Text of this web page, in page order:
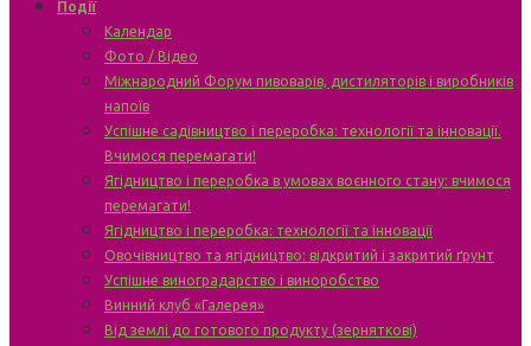
Події
Календар
Фото / Відео
Міжнародний Форум пивоварів, дистиляторів і виробників
напоїв
Успішне садівництво і переробка: технології та інновації.
Вчимося перемагати!
Ягідництво і переробка в умовах воєнного стану: вчимося
перемагати!
Ягідництво і переробка: технології та інновації
Овочівництво та ягідництво: відкритий і закритий ґрунт
Успішне виноградарство і виноробство
Винний клуб «Галерея»
Від землі до готового продукту (зерняткові)